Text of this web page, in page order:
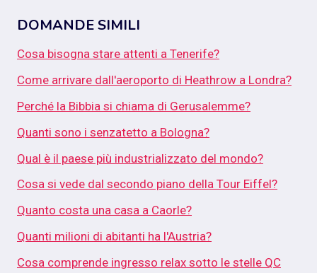
DOMANDE SIMILI
Cosa bisogna stare attenti a Tenerife?
Come arrivare dall'aeroporto di Heathrow a Londra?
Perché la Bibbia si chiama di Gerusalemme?
Quanti sono i senzatetto a Bologna?
Qual è il paese più industrializzato del mondo?
Cosa si vede dal secondo piano della Tour Eiffel?
Quanto costa una casa a Caorle?
Quanti milioni di abitanti ha l'Austria?
Cosa comprende ingresso relax sotto le stelle QC